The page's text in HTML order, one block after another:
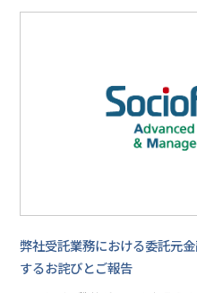
弊社受託業務における委託元
するお詫びとご報告